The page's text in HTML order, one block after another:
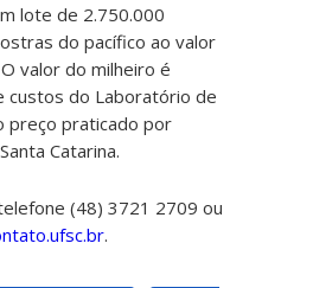
lote de 2.750.000
do pacífico ao valor
O valor do milheiro é
custos do Laboratório de
preço praticado por
Catarina.
(48) 3721 2709 ou
.